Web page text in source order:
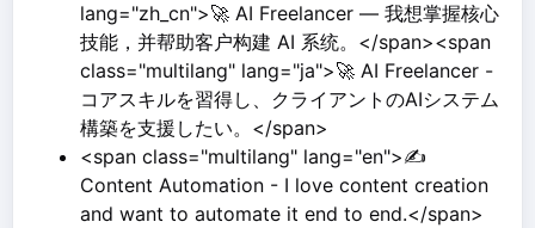
lang="zh_cn">🚀 AI Freelancer — 我想掌握核心
技能，并帮助客户构建 AI 系统。</span><span
class="multilang" lang="ja">🚀 AI Freelancer -
コアスキルを習得し、クライアントのAIシステム
構築を支援したい。</span>
<span class="multilang" lang="en">✍️
Content Automation - I love content creation
and want to automate it end to end.</span>